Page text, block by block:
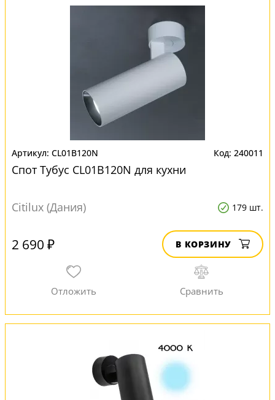
CL01B120N 240011
Спот Тубус CL01B120N для кухни
Citilux (Дания) 179 шт.
2 690 ₽ В КОРЗИНУ